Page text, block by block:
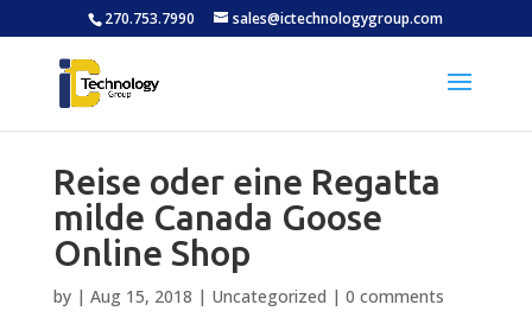
270.753.7990 sales@ictechnologygroup.com
Reise oder eine Regatta
milde Canada Goose
Online Shop
by | Aug 15, 2018 | Uncategorized | 0 comments